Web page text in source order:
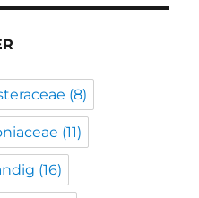
(8)
(11)
(16)